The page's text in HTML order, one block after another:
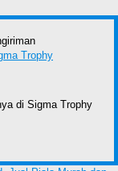
di Sigma Trophy